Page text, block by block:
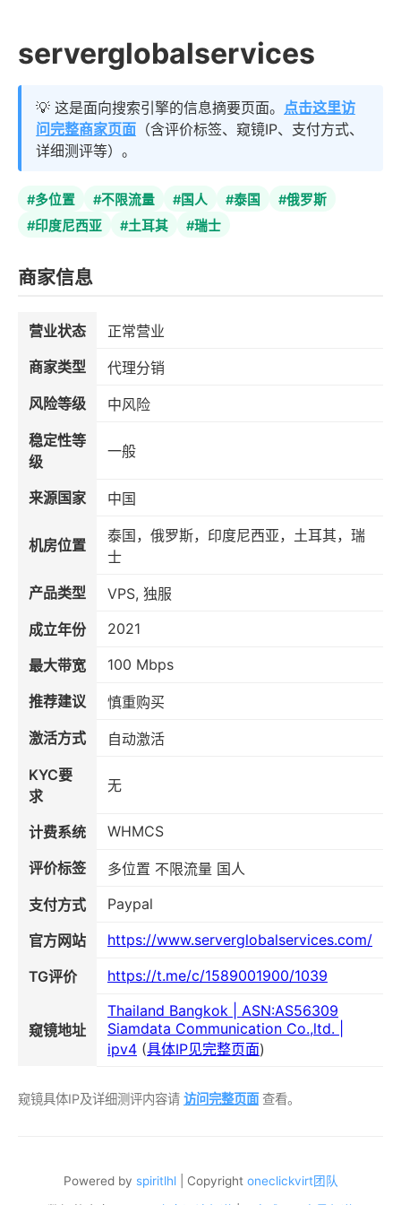
serverglobalservices
💡 这是面向搜索引擎的信息摘要页面。 点击这里访
问完整商家页面 （含评价标签、窥镜IP、支付方式、
详细测评等）。
#多位置 #不限流量 #国人 #泰国
#俄罗斯
#印度尼西亚
#土耳其 #瑞士
商家信息
营业状态
正常营业
商家类型
代理分销
风险等级
中风险
稳定性等
级
一般
来源国家 中国
机房位置
泰国，俄罗斯，印度尼西亚，土耳其，瑞
士
产品类型
VPS, 独服
成立年份
2021
最大带宽 100 Mbps
推荐建议
慎重购买
激活方式
自动激活
KYC要
求
无
计费系统 WHMCS
评价标签
多位置 不限流量 国人
支付方式
Paypal
官方网站 https://www.serverglobalservices.com/
TG评价 https://t.me/c/1589001900/1039
窥镜地址
Thailand Bangkok | ASN:AS56309
Siamdata Communication Co.,ltd. |
ipv4 (具体IP见完整页面)
窥镜具体IP及详细测评内容请 访问完整页面查看。
Powered by spiritlhl| Copyright oneclickvirt团队